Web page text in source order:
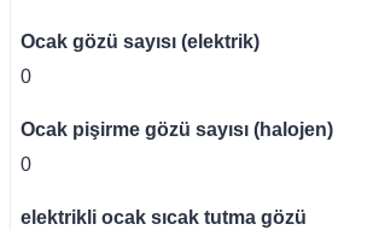
Ocak gözü sayısı (elektrik)
0
Ocak pişirme gözü sayısı (halojen)
0
elektrikli ocak sıcak tutma gözü